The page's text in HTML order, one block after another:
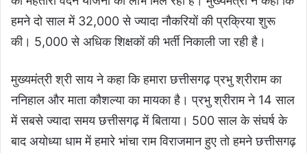
हमने दो साल में 32,000 से ज्यादा नौकरियों की प्रक्रिया शुरू
की। 5,000 से अधिक शिक्षकों की भर्ती निकाली जा रही है।
मुख्यमंत्री श्री साय ने कहा कि हमारा छत्तीसगढ़ प्रभु श्रीराम का
ननिहाल और माता कौशल्या का मायका है। प्रभु श्रीराम ने 14 साल
में सबसे ज्यादा समय छत्तीसगढ़ में बिताया। 500 साल के संघर्ष के
बाद अयोध्या धाम में हमारे भांचा राम विराजमान हुए तो हमने छत्तीसगढ़